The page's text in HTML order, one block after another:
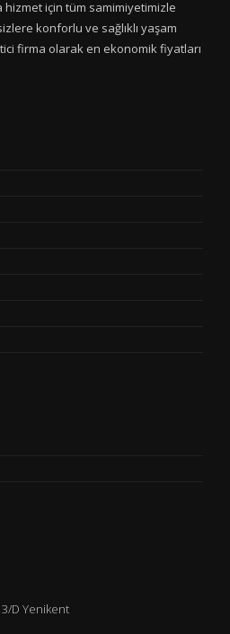
hizmet için tüm samimiyetimizle
konforlu ve sağlıklı yaşam
firma olarak en ekonomik fiyatları
D Yenikent